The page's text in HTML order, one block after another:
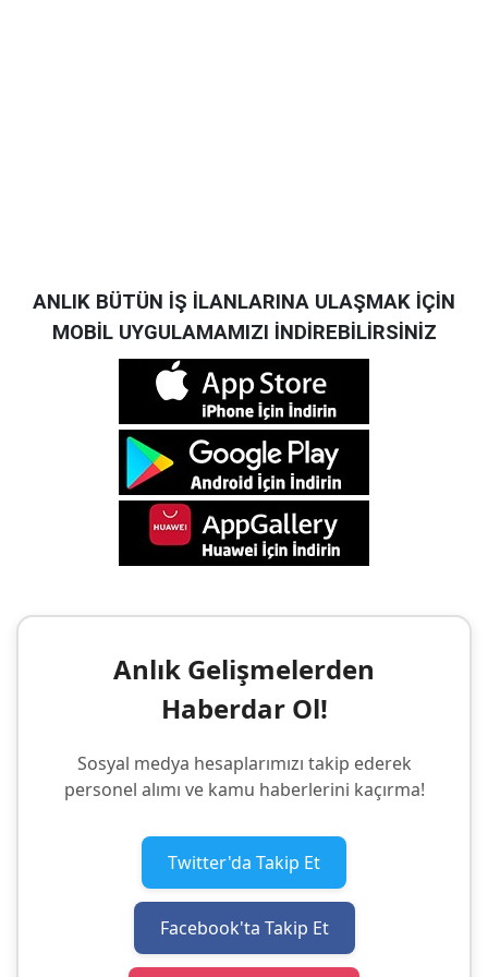
ANLIK BÜTÜN İŞ İLANLARINA ULAŞMAK İÇİN
MOBİL UYGULAMAMIZI İNDİREBİLİRSİNİZ
Anlık Gelişmelerden
Haberdar Ol!
Sosyal medya hesaplarımızı takip ederek
personel alımı ve kamu haberlerini kaçırma!
Twitter'da Takip Et
Facebook'ta Takip Et